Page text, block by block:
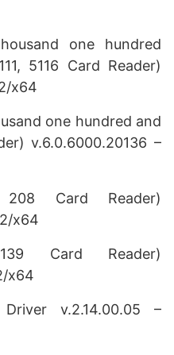
one hundred
5116 Card Reader)
x64
one hundred and
v.6.0.6000.20136 –
Card Reader)
x64
Card Reader)
x64
v.2.14.00.05 –